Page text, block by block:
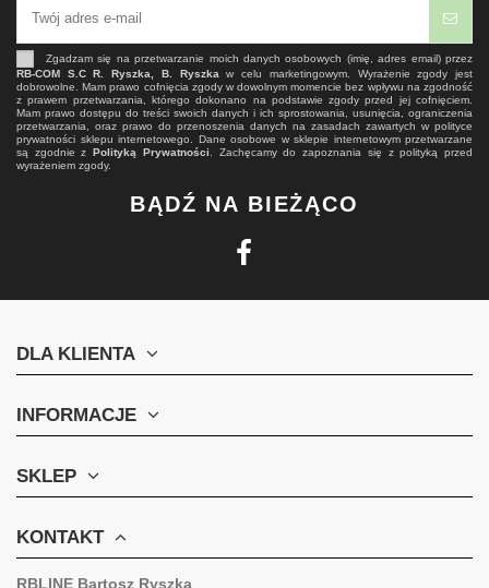
Zgadzam się na przetwarzanie moich danych osobowych (imię, adres email) przez
RB-COM S.C R. Ryszka, B. Ryszka w celu marketingowym. Wyrażenie zgody jest
dobrowolne. Mam prawo cofnięcia zgody w dowolnym momencie bez wpływu na zgodność
z prawem przetwarzania, którego dokonano na podstawie zgody przed jej cofnięciem.
Mam prawo dostępu do treści swoich danych i ich sprostowania, usunięcia, ograniczenia
przetwarzania, oraz prawo do przenoszenia danych na zasadach zawartych w polityce
prywatności sklepu internetowego. Dane osobowe w sklepie internetowym przetwarzane
są zgodnie zPolityką Prywatności . Zachęcamy do zapoznania się z polityką przed
wyrażeniem zgody.
BĄDŹ NA BIEŻĄCO
DLA KLIENTA
INFORMACJE
SKLEP
KONTAKT
RBLINE Bartosz Ryszka